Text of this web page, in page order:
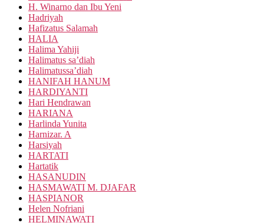
H. Winarno dan Ibu Yeni
Hadriyah
Hafizatus Salamah
HALIA
Halima Yahiji
Halimatus sa’diah
Halimatussa’diah
HANIFAH HANUM
HARDIYANTI
Hari Hendrawan
HARIANA
Harlinda Yunita
Harnizar. A
Harsiyah
HARTATI
Hartatik
HASANUDIN
HASMAWATI M. DJAFAR
HASPIANOR
Helen Nofriani
HELMINAWATI